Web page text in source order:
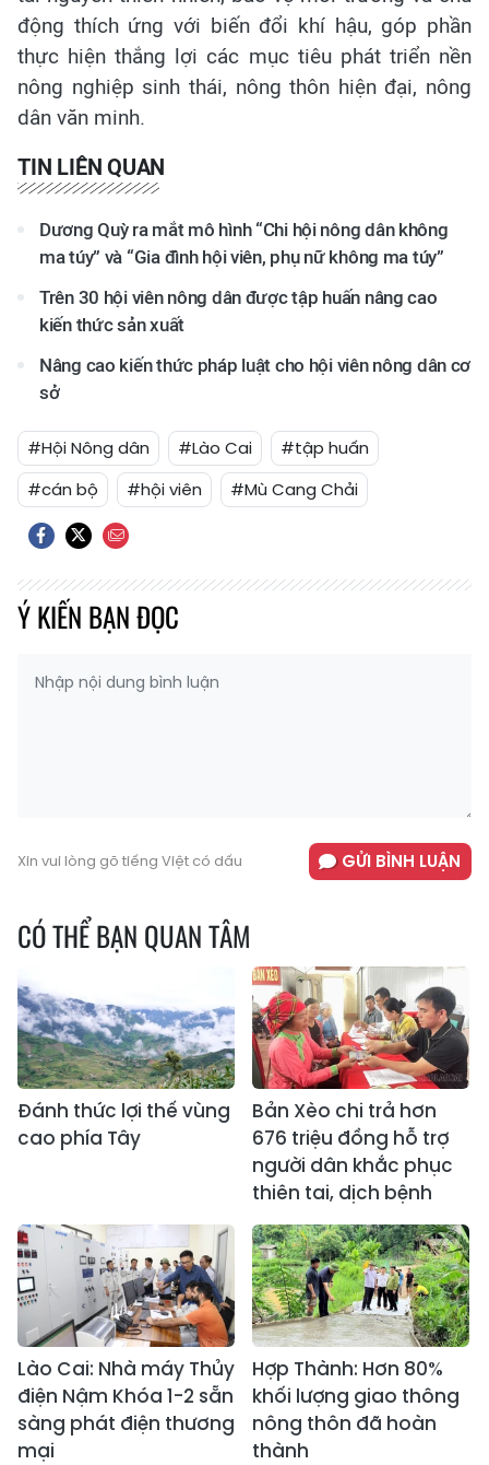
động thích ứng với biến đổi khí hậu, góp phần
thực hiện thắng lợi các mục tiêu phát triển nền
nông nghiệp sinh thái, nông thôn hiện đại, nông
dân văn minh.
TIN LIÊN QUAN
Dương Quỳ ra mắt mô hình “Chi hội nông dân không
ma túy” và “Gia đình hội viên, phụ nữ không ma túy”
Trên 30 hội viên nông dân được tập huấn nâng cao
kiến thức sản xuất
Nâng cao kiến thức pháp luật cho hội viên nông dân cơ
sở
#Hội Nông dân #Lào Cai
#tập huấn
#cán bộ
#hội viên #Mù Cang Chải
Ý KIẾN BẠN ĐỌC
Xin vui lòng gõ tiếng Việt có dấu GỬI BÌNH LUẬN
CÓ THỂ BẠN QUAN TÂM
Đánh thức lợi thế vùng
cao phía Tây
Bản Xèo chi trả hơn
676 triệu đồng hỗ trợ
người dân khắc phục
thiên tai, dịch bệnh
Lào Cai: Nhà máy Thủy
điện Nậm Khóa 1-2 sẵn
sàng phát điện thương
mại
Hợp Thành: Hơn 80%
khối lượng giao thông
nông thôn đã hoàn
thành